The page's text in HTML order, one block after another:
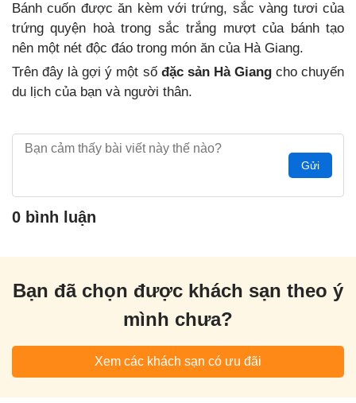
Bánh cuốn được ăn kèm với trứng, sắc vàng tươi của
trứng quyện hoà trong sắc trắng mượt của bánh tạo
nên một nét độc đáo trong món ăn của Hà Giang.
Trên đây là gợi ý một số đặc sản Hà Giangcho chuyến
du lịch của bạn và người thân.
Gửi
0 bình luận
Bạn đã chọn được khách sạn theo ý
mình chưa?
Xem các khách sạn có ưu đãi